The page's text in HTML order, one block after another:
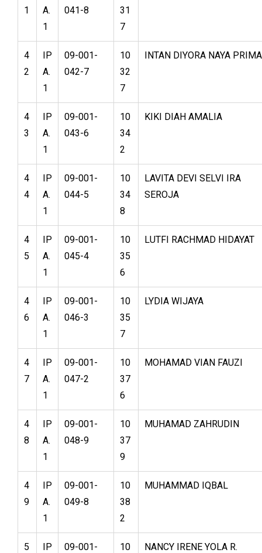
1
A.
1
041-8
31
7
4
2
IP
A.
1
09-001-
042-7
10
32
7
INTAN DIYORA NAYA PRIMA
4
3
IP
A.
1
09-001-
043-6
10
34
2
KIKI DIAH AMALIA
4
4
IP
A.
1
09-001-
044-5
10
34
8
LAVITA DEVI SELVI IRA
SEROJA
4
5
IP
A.
1
09-001-
045-4
10
35
6
LUTFI RACHMAD HIDAYAT
4
6
IP
A.
1
09-001-
046-3
10
35
7
LYDIA WIJAYA
4
7
IP
A.
1
09-001-
047-2
10
37
6
MOHAMAD VIAN FAUZI
4
8
IP
A.
1
09-001-
048-9
10
37
9
MUHAMAD ZAHRUDIN
4
9
IP
A.
1
09-001-
049-8
10
38
2
MUHAMMAD IQBAL
5
IP
09-001-
10
NANCY IRENE YOLA R.